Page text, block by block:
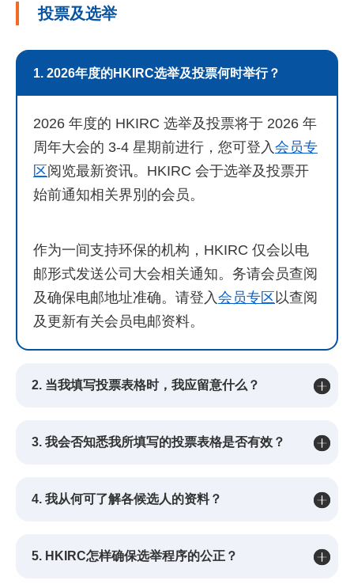
投票及选举
1. 2026年度的HKIRC选举及投票何时举行？
2026 年度的 HKIRC 选举及投票将于 2026 年
周年大会的 3-4 星期前进行，您可登入会员专
区 阅览最新资讯。HKIRC 会于选举及投票开
始前通知相关界別的会员。
作为一间支持环保的机构，HKIRC 仅会以电
邮形式发送公司大会相关通知。务请会员查阅
及确保电邮地址准确。请登入会员专区 以查阅
及更新有关会员电邮资料。
2. 当我填写投票表格时，我应留意什么？
3. 我会否知悉我所填写的投票表格是否有效？
4. 我从何可了解各候选人的资料？
5. HKIRC怎样确保选举程序的公正？